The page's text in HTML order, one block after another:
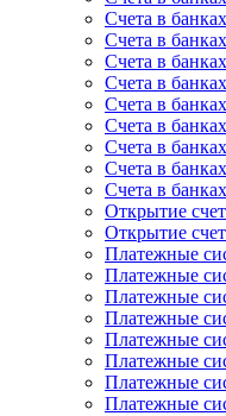
Счета в
Счета в
Счета в
Счета в
Счета в
Счета в
Счета в
Счета в
Счета в
Открытие
Открытие
Платежные
Платежные
Платежные
Платежные
Платежные
Платежные
Платежные
Платежные